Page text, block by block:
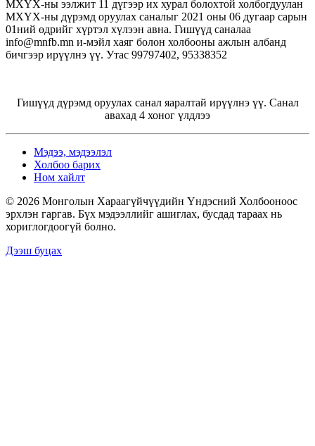
МХҮХ-ны ээлжит 11 дүгээр их хурал болохтой холбогдуулан
МХҮХ-ны дүрэмд оруулах саналыг 2021 оны 06 дугаар сарын
01ний өдрийг хүртэл хүлээн авна. Гишүүд саналаа
info@mnfb.mn и-мэйл хаяг болон холбооны ажлын албанд
бичгээр ирүүлнэ үү. Утас 99797402, 95338352
Гишүүд дүрэмд оруулах санал яаралтай ирүүлнэ үү. Санал
авахад 4 хоног үлдлээ
Мэдээ, мэдээлэл
Холбоо барих
Ном хайлт
© 2026 Монголын Хараагүйчүүдийн Үндэсний Холбооноос
эрхлэн гаргав. Бүх мэдээллийг ашиглах, бусдад тараах нь
хориглогдоогүй болно.
Дээш буцах